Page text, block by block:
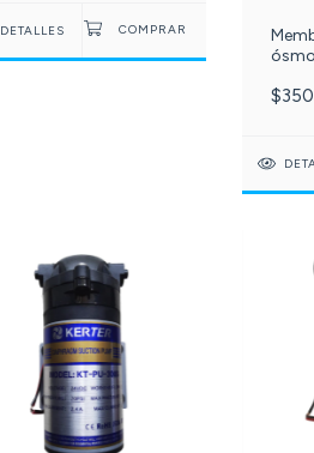
DETALLES